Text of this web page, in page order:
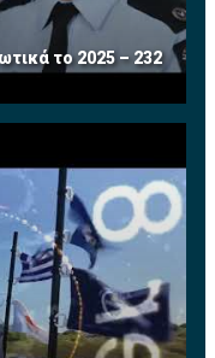
το 2025 – 232